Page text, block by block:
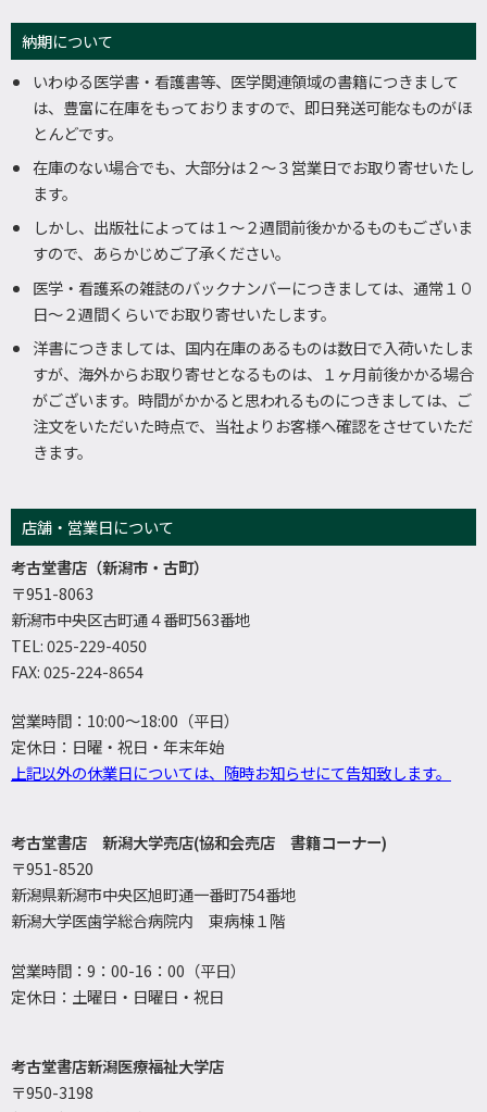
納期について
いわゆる医学書・看護書等、医学関連領域の書籍につきまして
は、豊富に在庫をもっておりますので、即日発送可能なものがほ
とんどです。
在庫のない場合でも、大部分は２～３営業日でお取り寄せいたし
ます。
しかし、出版社によっては１～２週間前後かかるものもございま
すので、あらかじめご了承ください。
医学・看護系の雑誌のバックナンバーにつきましては、通常１０
日～２週間くらいでお取り寄せいたします。
洋書につきましては、国内在庫のあるものは数日で入荷いたしま
すが、海外からお取り寄せとなるものは、１ヶ月前後かかる場合
がございます。時間がかかると思われるものにつきましては、ご
注文をいただいた時点で、当社よりお客様へ確認をさせていただ
きます。
店舗・営業日について
考古堂書店（新潟市・古町）
〒951-8063
新潟市中央区古町通４番町563番地
TEL: 025-229-4050
FAX: 025-224-8654
営業時間：10:00～18:00（平日）
定休日：日曜・祝日・年末年始
上記以外の休業日については、随時お知らせにて告知致します。
考古堂書店 新潟大学売店(協和会売店 書籍コーナー)
〒951-8520
新潟県新潟市中央区旭町通一番町754番地
新潟大学医歯学総合病院内 東病棟１階
営業時間：9：00-16：00（平日）
定休日：土曜日・日曜日・祝日
考古堂書店新潟医療福祉大学店
〒950-3198